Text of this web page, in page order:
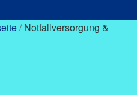
/ Notfallversorgung &